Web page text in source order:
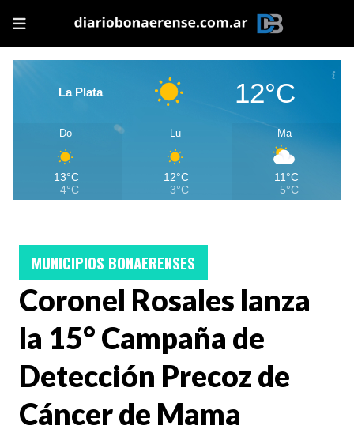
La Plata 12°C
Do
13°C
4°C
Lu
12°C
3°C
Ma
11°C
5°C
Coronel Rosales lanza
la 15° Campaña de
Detección Precoz de
Cáncer de Mama
MUNICIPIOS BONAERENSES